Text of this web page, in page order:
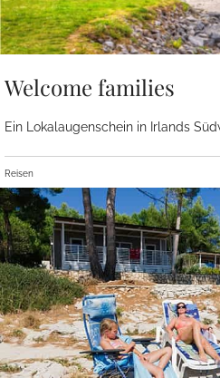
Welcome families
Ein Lokalaugenschein in Irlands
Reisen